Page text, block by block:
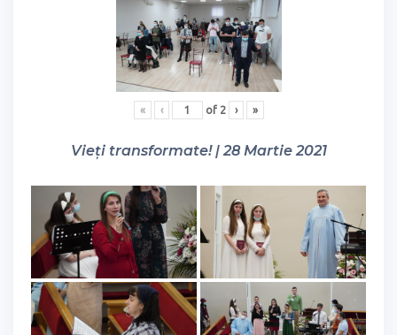
« ‹ of 2 › »
Vieți transformate! | 28 Martie 2021